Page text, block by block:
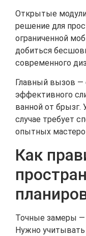
Открытые
решение для
ограниченной
добиться
современного
Главный вызов —
эффективного
ванной от брызг.
случае требует
опытных
Как
Точные замеры —
Нужно